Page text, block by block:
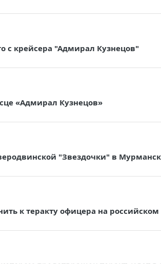
с крейсера "Адмирал Кузнецов"
«Адмирал Кузнецов»
"Звездочки" в
к теракту офицера на российском